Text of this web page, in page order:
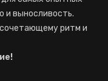
и выносливость.
сочетающему ритм и